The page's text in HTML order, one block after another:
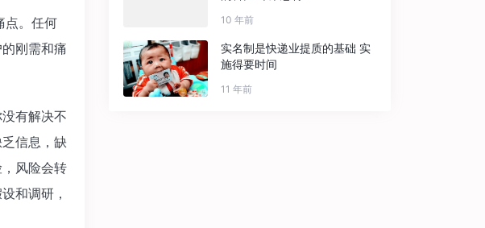
点。任何
刚需和痛
有解决不
信息，缺
风险会转
和调研，
10 年前
实名制是快递业提质的基础 实
施得要时间
11 年前